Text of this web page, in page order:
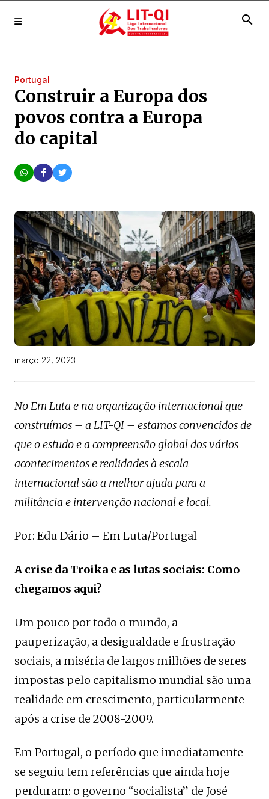
search
Portugal
Construir a Europa dos
povos contra a Europa
do capital
março 22, 2023
No Em Luta e na organização internacional que
construímos – a LIT-QI – estamos convencidos de
que o estudo e a compreensão global dos vários
acontecimentos e realidades à escala
internacional são a melhor ajuda para a
militância e intervenção nacional e local.
Por: Edu Dário – Em Luta/Portugal
A crise da Troika e as lutas sociais: Como
chegamos aqui?
Um pouco por todo o mundo, a
pauperização, a desigualdade e frustração
sociais, a miséria de largos milhões de seres
impostas pelo capitalismo mundial são uma
realidade em crescimento, particularmente
após a crise de 2008-2009.
Em Portugal, o período que imediatamente
se seguiu tem referências que ainda hoje
perduram: o governo “socialista” de José